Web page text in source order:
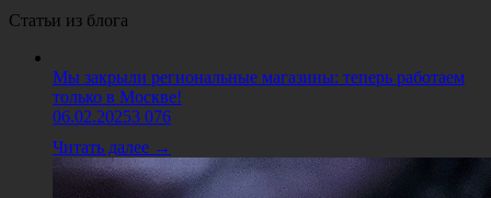
Статьи из блога
Мы закрыли региональные магазины: теперь работаем
только в Москве!
06.02.20253 076
Читать далее →